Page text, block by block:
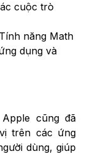
cuộc trò
năng Math
dụng và
cũng đã
trên các ứng
dùng, giúp